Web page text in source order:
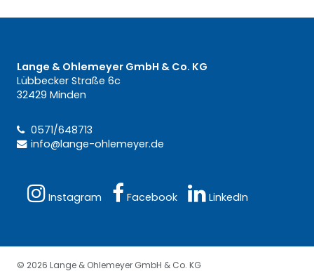
Lange & Ohlemeyer GmbH & Co. KG
Lübbecker Straße 6c
32429 Minden
0571/648713
info@lange-ohlemeyer.de
Instagram Facebook LinkedIn
© 2026 Lange & Ohlemeyer GmbH & Co. KG